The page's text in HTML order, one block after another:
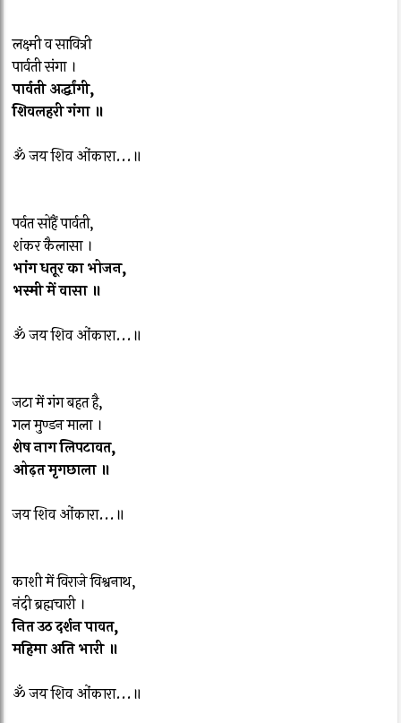
लक्ष्मी व सावित्री
पार्वती संगा ।
पार्वती अर्द्धांगी,
शिवलहरी गंगा ॥
ॐ जय शिव ओंकारा...॥
पर्वत सोहैं पार्वती,
शंकर कैलासा ।
भांग धतूर का भोजन,
भस्मी में वासा ॥
ॐ जय शिव ओंकारा...॥
जटा में गंग बहत है,
गल मुण्डन माला ।
शेष नाग लिपटावत,
ओढ़त मृगछाला ॥
जय शिव ओंकारा...॥
काशी में विराजे विश्वनाथ,
नंदी ब्रह्मचारी ।
नित उठ दर्शन पावत,
महिमा अति भारी ॥
ॐ जय शिव ओंकारा...॥